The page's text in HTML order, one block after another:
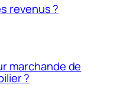
revenus ?
marchande de
?